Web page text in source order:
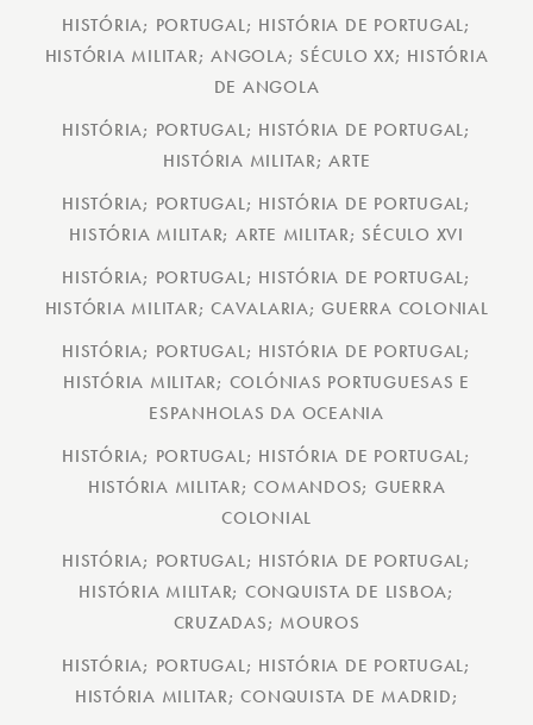
HISTÓRIA; PORTUGAL; HISTÓRIA DE PORTUGAL;
HISTÓRIA MILITAR; ANGOLA; SÉCULO XX; HISTÓRIA
DE ANGOLA
HISTÓRIA; PORTUGAL; HISTÓRIA DE PORTUGAL;
HISTÓRIA MILITAR; ARTE
HISTÓRIA; PORTUGAL; HISTÓRIA DE PORTUGAL;
HISTÓRIA MILITAR; ARTE MILITAR; SÉCULO XVI
HISTÓRIA; PORTUGAL; HISTÓRIA DE PORTUGAL;
HISTÓRIA MILITAR; CAVALARIA; GUERRA COLONIAL
HISTÓRIA; PORTUGAL; HISTÓRIA DE PORTUGAL;
HISTÓRIA MILITAR; COLÓNIAS PORTUGUESAS E
ESPANHOLAS DA OCEANIA
HISTÓRIA; PORTUGAL; HISTÓRIA DE PORTUGAL;
HISTÓRIA MILITAR; COMANDOS; GUERRA
COLONIAL
HISTÓRIA; PORTUGAL; HISTÓRIA DE PORTUGAL;
HISTÓRIA MILITAR; CONQUISTA DE LISBOA;
CRUZADAS; MOUROS
HISTÓRIA; PORTUGAL; HISTÓRIA DE PORTUGAL;
HISTÓRIA MILITAR; CONQUISTA DE MADRID;